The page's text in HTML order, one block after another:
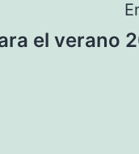
el verano